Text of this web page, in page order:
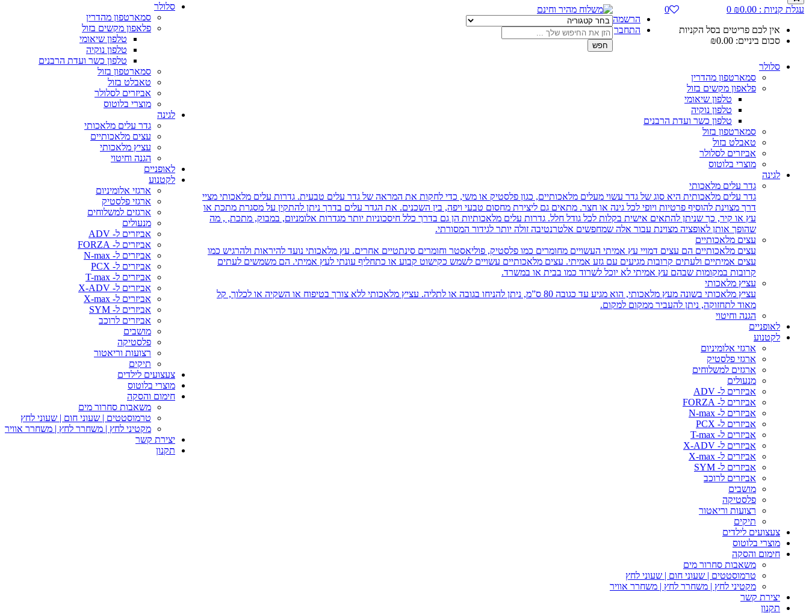
סלולר
סמארטפון מהדרין
פלאפון מקשים בזול
טלפון שיאומי
טלפון נוקיה
טלפון כשר ועדת הרבנים
סמארטפון בזול
טאבלט בזול
אביזרים לסלולר
מוצרי בלוטוס
לגינה
גדר עלים מלאכותי
עצים מלאכותיים
עציץ מלאכותי
הגנה וחיטוי
לאופניים
לקטנוע
ארגזי אלומיניום
ארגזי פלסטיק
ארגזים למשלוחים
מנעולים
אביזרים ל- ADV
אביזרים ל- FORZA
אביזרים ל- N-max
אביזרים ל- PCX
אביזרים ל- T-max
אביזרים ל- X-ADV
אביזרים ל- X-max
אביזרים ל- SYM
אביזרים לרוכב
מושבים
פלסטיקה
רצועות וריאטור
תיקים
צעצועים לילדים
מוצרי בלוטוס
חימום והסקה
משאבות סחרור מים
טרמוסטטים | שעוני חום | שעוני לחץ
מקטיני לחץ | משחרר לחץ | משחרר אוויר
יצירת קשר
תקנון
עגלת קניות : ₪0.00
0
אין לכם פריטים בסל הקניות
סכום ביניים:
₪0.00
0
הרשמה
התחבר
חפש
סלולר
סמארטפון מהדרין
פלאפון מקשים בזול
טלפון שיאומי
טלפון נוקיה
טלפון כשר ועדת הרבנים
סמארטפון בזול
טאבלט בזול
אביזרים לסלולר
מוצרי בלוטוס
לגינה
גדר עלים מלאכותי
גדר עלים מלאכותית היא סוג של גדר עשוי מעלים מלאכותיים, כגון פלסטיק או משי, כדי לחקות את המראה של גדר עלים טבעית. גדרות עלים מלאכותי מציי
דרך מצוינת להוסיף פרטיות ויופי לכל גינה או חצר. מתאים גם ליצירת מחסום טבעי ויפה, בין השכנים. את הגדר עלים בדרך ניתן להתקין על מסגרת מתכת או
עץ או קיר, כך שניתן להתאים אישית בקלות לכל גודל חלל. גדרות עלים מלאכותיות הן גם בדרך כלל חיסכוניות יותר מגדרות אלומניום, במבוק, מתכת, , מה
שהופך אותן לאופציה מצוינת עבור אלה שמחפשים אלטרנטיבה זולה יותר לגידור המסורתי.
עצים מלאכותיים
עצים מלאכותיים הם עצים דמויי עץ אמיתי העשויים מחומרים כמו פלסטיק, פוליאסטר וחומרים סינתטיים אחרים. עץ מלאכותי נועד להיראות ולהרגיש כמו
עצים אמיתיים ולעתים קרובות מגיעים עם גזע אמיתי. עצים מלאכותיים עשויים לשמש כקישוט קבוע או כתחליף עונתי לעץ אמיתי. הם משמשים לעתים
קרובות במקומות שבהם עץ אמיתי לא יוכל לשרוד כמו בבית או במשרד.
עציץ מלאכותי
עציץ מלאכותי בשונה מעץ מלאכותי, הוא מגיע עד כגובה 80 ס”מ, ניתן להניחו בגובה או לתליה. עציץ מלאכותי ללא צורך בטיפוח או השקיה או לכלוך, קל
מאוד לתחזוקה, ניתן להעביר ממקום למקום.
הגנה וחיטוי
לאופניים
לקטנוע
ארגזי אלומיניום
ארגזי פלסטיק
ארגזים למשלוחים
מנעולים
אביזרים ל- ADV
אביזרים ל- FORZA
אביזרים ל- N-max
אביזרים ל- PCX
אביזרים ל- T-max
אביזרים ל- X-ADV
אביזרים ל- X-max
אביזרים ל- SYM
אביזרים לרוכב
מושבים
פלסטיקה
רצועות וריאטור
תיקים
צעצועים לילדים
מוצרי בלוטוס
חימום והסקה
משאבות סחרור מים
טרמוסטטים | שעוני חום | שעוני לחץ
מקטיני לחץ | משחרר לחץ | משחרר אוויר
יצירת קשר
תקנון